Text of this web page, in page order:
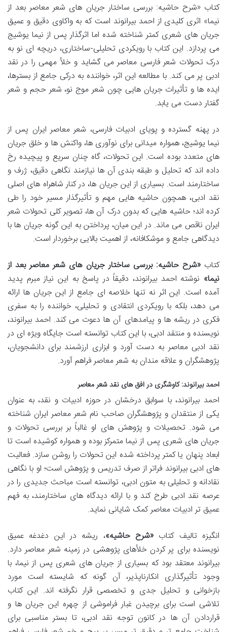
کتاب «شرح حاشیه: بررسی ساختار جریان های شعر معاصر بعد از
نیما» اثری کلیدی از احمد بیرانوند است که به واکاوی دقیق و عمیق
جریان های شعری کمتر شناخته شده اما اثرگذار پس از نیما یوشیج
می پردازد. این کتاب با رویکردی تحلیلی-ساختاری، دریچه ای نو به
درک تحولات شعر فارسی معاصر می گشاید و خلأ مهمی را در نقد
ادبی پر می کند. با مطالعه این اثر، خواننده به درکی جامع از بسترها،
ایده ها و تأثیرات جریان هایی چون شعر موج نو، شعر حجم و شعر
گفتار دست می یابد.
در پهنه گسترده و پویای ادبیات فارسی، شعر معاصر ایران پس از
نیما یوشیج، همواره میدانی برای نوآوری ها، واکنش ها و خلق جریان
های متعدد بوده است. این تحولات، گاه چنان سریع و پیچیده رخ
داده اند که تحلیل و طبقه بندی آن ها نیازمند نگاهی دقیق، ژرف و
ساختارمند است. بسیاری از این جریان ها، در کنار شاهراه های اصلی
نقد ادبی، همچون حاشیه هایی مهم و تأثیرگذار مسیر خود را طی
کرده اند؛ حاشیه هایی که بدون درک آن ها، تصویر کلی تحولات شعر
ایران ناقص می ماند. در این میان، پرداختن به این گونه جریان ها با
دیدگاهی جامع و موشکافانه، از اهمیت بالایی برخوردار است.
کتاب«شرح حاشیه: بررسی ساختار جریان های شعر معاصر بعد از
نیما» نوشته احمد بیرانوند، دقیقاً در پاسخ به این نیاز مبرم پدید
آمده است. این اثر نه تنها خلاصه ای جامع از این جریان ها ارائه
می دهد، بلکه با رویکردی انتقادی و تحلیلی، خواننده را به سفری
فکری در ریشه ها و پیامدهای آن ها دعوت می کند. احمد بیرانوند،
نویسنده و منتقد ادبی، با این کتاب توانسته است جایگاه ویژه ای در
نقد ادبی معاصر به دست آورد و ابزاری ارزشمند برای دانشجویان،
پژوهشگران و علاقه مندان به شعر معاصر فراهم آورد.
احمد بیرانوند: کاوشگری در افق های نقد شعر معاصر
احمد بیرانوند، با سوابق درخشان در حوزه ادبیات و نقد، به عنوان
یکی از منتقدان و پژوهشگران صاحب نام شعر معاصر ایران شناخته
می شود. تحصیلات و پژوهش های او غالباً بر بررسی تحولات و
جریان های شعری پس از نیما متمرکز بوده و همواره کوشیده است تا
ابعاد پنهان یا کمتر پرداخته شده این تحولات را روشن سازد. فعالیت
های ادبی بیرانوند فراتر از صرف تدریس و پژوهش است؛ او با نگاهی
نقادانه و تحلیلی به متون ادبی، توانسته است مباحث جدیدی را در
عرصه نقد ادبی طرح کند و با ارائه دیدگاه های ساختارمند، به فهم
عمیق تر ادبیات معاصر کمک شایانی نماید.
انگیزه تالیف کتاب «شرح حاشیه»، ریشه در این دغدغه عمیق
نویسنده برای پر کردن خلأهای پژوهشی در زمینه شعر معاصر دارد.
بیرانوند معتقد بود که بسیاری از جریان های شعری پس از نیما، با
وجود تأثیرگذاری انکارناپذیر، آن گونه که شایسته است مورد
بازخوانی و تحلیل جدی و تخصصی قرار نگرفته اند. این کتاب
تلاشی است برای برچیدن غبار فراموشی از چهره این جریان ها و
قراردادن آن ها در کانون توجه نقد ادبی، تا بستر مناسبی برای